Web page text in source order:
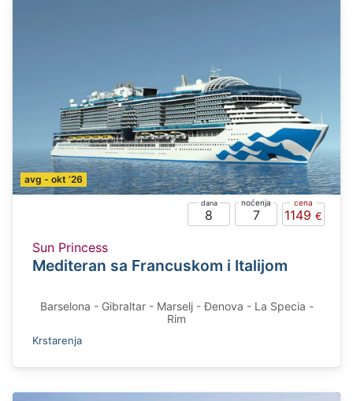
avg - okt ‘26
8 7 1149
Sun Princess
Mediteran sa Francuskom i Italijom
Barselona - Gibraltar - Marselj - Đenova - La Specia -
Rim
Krstarenja